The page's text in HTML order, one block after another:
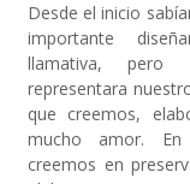
Desde el inicio
importante
llamativa, pero
representara
que creemos,
mucho amor. En
creemos en